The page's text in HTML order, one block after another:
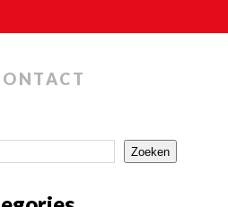
Zoeken